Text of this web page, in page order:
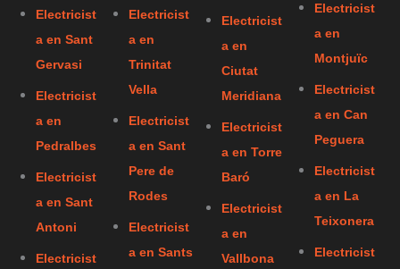
Electricist
a en Sant
Gervasi
Electricist
a en
Pedralbes
Electricist
a en Sant
Antoni
Electricist
Electricist
a en
Trinitat
Vella
Electricist
a en Sant
Pere de
Rodes
Electricist
a en Sants
Electricist
a en
Ciutat
Meridiana
Electricist
a en Torre
Baró
Electricist
a en
Vallbona
Electricist
a en
Montjuïc
Electricist
a en Can
Peguera
Electricist
a en La
Teixonera
Electricist